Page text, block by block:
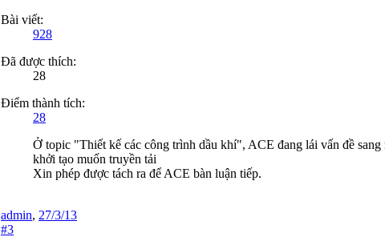
Bài viết:
928
Đã được thích:
28
Điểm thành tích:
28
Ở topic "Thiết kế các công trình dầu khí", ACE đang lái vấn đề
khởi tạo muốn truyền tải
Xin phép được tách ra để ACE bàn luận tiếp.
admin, 27/3/13
#3